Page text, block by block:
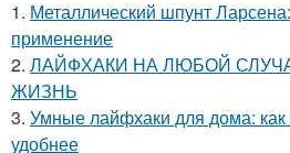
1. Металлический шпунт
применение
2. ЛАЙФХАКИ НА ЛЮБОЙ
ЖИЗНЬ
3. Умные лайфхаки для дома:
удобнее